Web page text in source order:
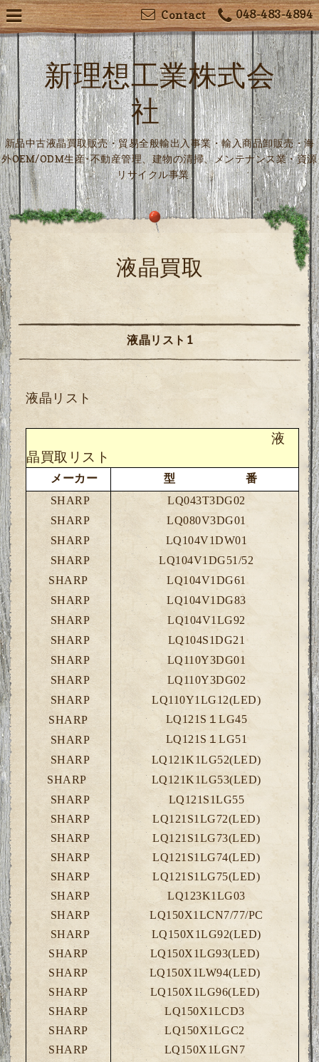
048-483-4894
Contact
新理想工業株式会
社
新品中古液晶買取販売・貿易全般輸出入事業・輸入商品卸販売・海
外OEM/ODM生産･不動産管理、建物の清掃、メンテナンス業・資源
リサイクル事業
液晶買取
液晶リスト1
液晶リスト
液
晶買取リスト
メーカー
型 番
SHARP
LQ043T3DG02
SHARP
LQ080V3DG01
SHARP
LQ104V1DW01
SHARP
LQ104V1DG51/52
SHARP
LQ104V1DG61
SHARP
LQ104V1DG83
SHARP
LQ104V1LG92
SHARP
LQ104S1DG21
SHARP
LQ110Y3DG01
SHARP
LQ110Y3DG02
SHARP
LQ110Y1LG12(LED)
SHARP
LQ121S１LG45
SHARP
LQ121S１LG51
SHARP
LQ121K1LG52(LED)
SHARP
LQ121K1LG53(LED)
SHARP
LQ121S1LG55
SHARP
LQ121S1LG72(LED)
SHARP
LQ121S1LG73(LED)
SHARP
LQ121S1LG74(LED)
SHARP
LQ121S1LG75(LED)
SHARP
LQ123K1LG03
SHARP
LQ150X1LCN7/77/PC
SHARP
LQ150X1LG92(LED)
SHARP
LQ150X1LG93(LED)
SHARP
LQ150X1LW94(LED)
SHARP
LQ150X1LG96(LED)
SHARP
LQ150X1LCD3
SHARP
LQ150X1LGC2
SHARP
LQ150X1LGN7